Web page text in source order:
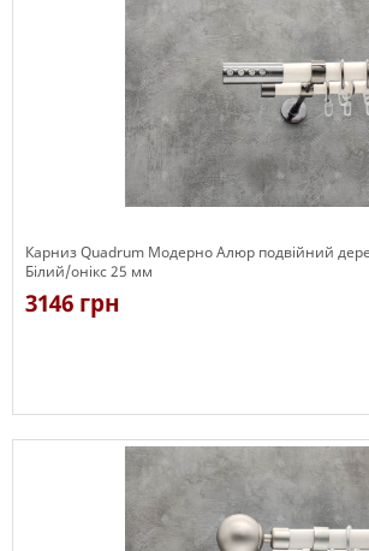
Карниз Quadrum Модерно Алюр подвійний
Білий/онікс 25 мм
3146 грн